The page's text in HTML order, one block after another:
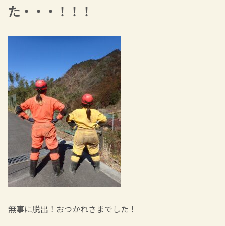
た・・・！！！
無事に脱出！おつかれさまでした！